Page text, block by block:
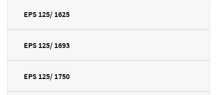
EPS 125/ 1625
EPS 125/ 1693
EPS 125/ 1750